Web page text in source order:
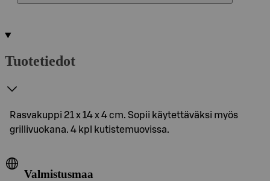
Tuotetiedot
Rasvakuppi 21 x 14 x 4 cm. Sopii käytettäväksi myös
grillivuokana. 4 kpl kutistemuovissa.
Valmistusmaa